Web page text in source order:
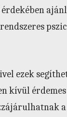
ezek
kívül
a